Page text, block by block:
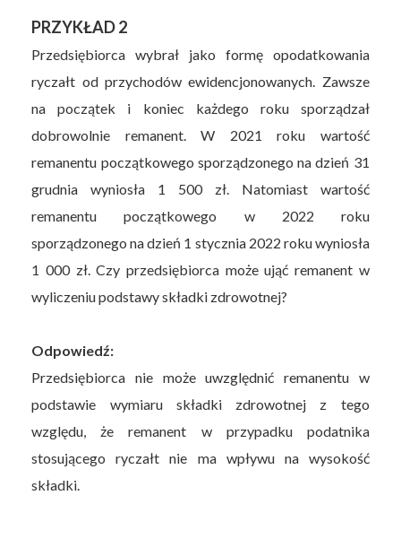
PRZYKŁAD 2
Przedsiębiorca wybrał jako formę opodatkowania
ryczałt od przychodów ewidencjonowanych. Zawsze
na początek i koniec każdego roku sporządzał
dobrowolnie remanent. W 2021 roku wartość
remanentu początkowego sporządzonego na dzień 31
grudnia wyniosła 1 500 zł. Natomiast wartość
remanentu początkowego w 2022 roku
sporządzonego na dzień 1 stycznia 2022 roku wyniosła
1 000 zł. Czy przedsiębiorca może ująć remanent w
wyliczeniu podstawy składki zdrowotnej?
Odpowiedź:
Przedsiębiorca nie może uwzględnić remanentu w
podstawie wymiaru składki zdrowotnej z tego
względu, że remanent w przypadku podatnika
stosującego ryczałt nie ma wpływu na wysokość
składki.